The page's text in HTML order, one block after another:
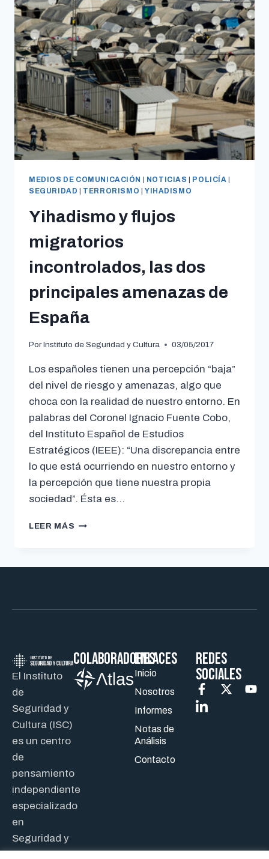
MEDIOS DE COMUNICACIÓN NOTICIAS POLICÍA
SEGURIDAD
TERRORISMO YIHADISMO
Yihadismo y flujos
migratorios
incontrolados, las dos
principales amenazas de
España
Por Instituto de Seguridad y Cultura 03/05/2017
Los españoles tienen una percepción “baja”
del nivel de riesgo y amenazas, algo que
choca con la realidad de nuestro entorno. En
palabras del Coronel Ignacio Fuente Cobo,
del Instituto Español de Estudios
Estratégicos (IEEE): “Una discrepancia entre
lo que está ocurriendo en nuestro entorno y
la percepción que tiene nuestra propia
sociedad”. Ésta es…
LEER MÁS
El Instituto
de
Seguridad y
Cultura (ISC)
es un centro
de
pensamiento
independiente
especializado
en
Seguridad y
ColaboradoresENLACES
Inicio
Nosotros
Informes
Notas de
Análisis
Contacto
REDES
SOCIALES